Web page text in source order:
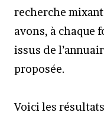
recherche
avons, à chaque
issus de
proposée.
Voici les